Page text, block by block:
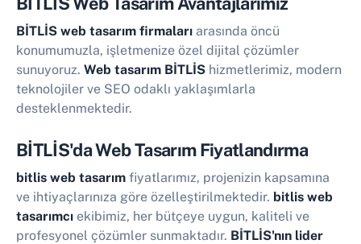
BİTLİS web tasarım firmaları arasında öncü
konumumuzla, işletmenize özel dijital çözümler
sunuyoruz. Web tasarım BİTLİS hizmetlerimiz, modern
teknolojiler ve SEO odaklı yaklaşımlarla
desteklenmektedir.
BİTLİS'da Web Tasarım Fiyatlandırma
bitlis web tasarım fiyatlarımız, projenizin kapsamına
ve ihtiyaçlarınıza göre özelleştirilmektedir. bitlis web
tasarımcı ekibimiz, her bütçeye uygun, kaliteli ve
profesyonel çözümler sunmaktadır. BİTLİS'nın lider